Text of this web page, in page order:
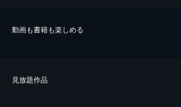
動画も書籍も楽しめる
⾒放題作品